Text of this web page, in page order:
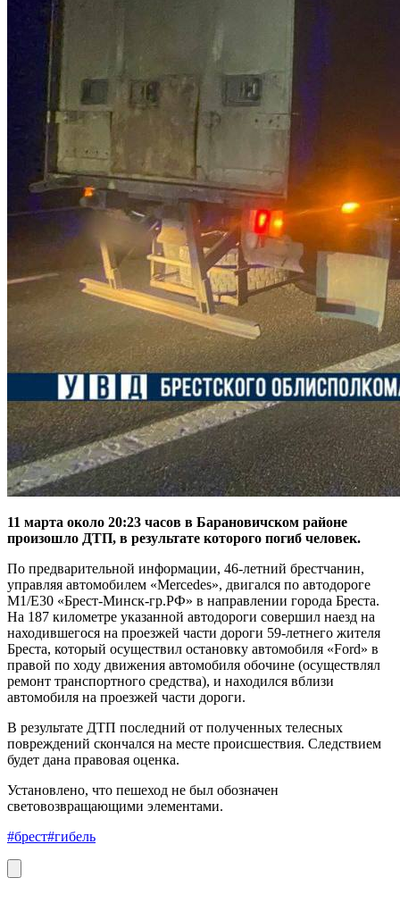
11 марта около 20:23 часов в Барановичском районе
произошло ДТП, в результате которого погиб человек.
По предварительной информации, 46-летний брестчанин,
управляя автомобилем «Mercedes», двигался по автодороге
М1/Е30 «Брест-Минск-гр.РФ» в направлении города Бреста.
На 187 километре указанной автодороги совершил наезд на
находившегося на проезжей части дороги 59-летнего жителя
Бреста, который осуществил остановку автомобиля «Ford» в
правой по ходу движения автомобиля обочине (осуществлял
ремонт транспортного средства), и находился вблизи
автомобиля на проезжей части дороги.
В результате ДТП последний от полученных телесных
повреждений скончался на месте происшествия. Следствием
будет дана правовая оценка.
Установлено, что пешеход не был обозначен
световозвращающими элементами.
#брест#гибель